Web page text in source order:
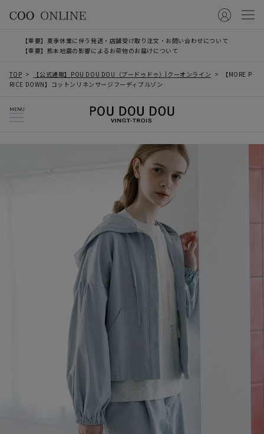
【重要】夏季休業に伴う発送・店舗受け取り注文・お問い合わせについて
【重要】熊本地震の影響によるお荷物のお届けについて
TOP 【公式通販】POU DOU DOU（プードゥドゥ）|クーオンライン
【MORE P
RICE DOWN】コットンリネンサージフーディブルゾン
MENU